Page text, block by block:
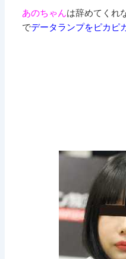
あのちゃんは辞めてくれ
でデータランプをピカピ